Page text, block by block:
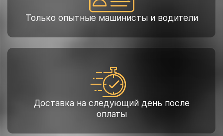
Только опытные машинисты и водители
Доставка на следующий день после
оплаты